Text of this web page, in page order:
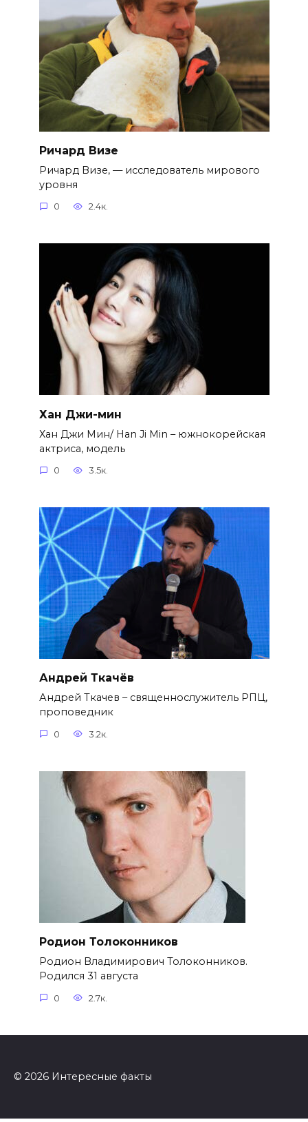
Ричард Визе
Ричард Визе, — исследователь мирового
уровня
0 2.4к.
Хан Джи-мин
Хан Джи Мин/ Han Ji Min – южнокорейская
актриса, модель
0 3.5к.
Андрей Ткачёв
Андрей Ткачев – священнослужитель РПЦ,
проповедник
0 3.2к.
Родион Толоконников
Родион Владимирович Толоконников.
Родился 31 августа
0 2.7к.
© 2026 Интересные факты